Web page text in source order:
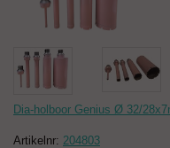
Dia-holboor Genius Ø 32/
Artikelnr: 204803